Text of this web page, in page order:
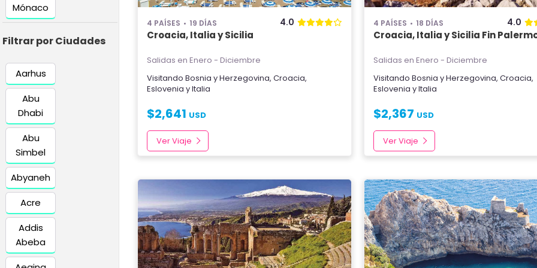
Mónaco
Filtrar por Ciudades
Aarhus
Abu
Dhabi
Abu
Simbel
Abyaneh
Acre
Addis
Abeba
4 PAÍSES 19 DÍAS 4.0
Croacia, Italia y Sicilia
Salidas en Enero - Diciembre
Visitando Bosnia y Herzegovina, Croacia,
Eslovenia yItalia
$2,641 USD
Ver Viaje
4 PAÍSES 18 DÍAS 4.0
Croacia, Italia y Sicilia Fin
Salidas en Enero - Diciembre
VisitandoBosnia y Herzegovina,Croacia,
Eslovenia yItalia
$2,367 USD
Ver Viaje